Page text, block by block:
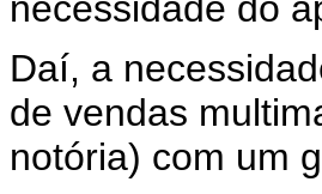
Daí, a
de vendas
notória) com um